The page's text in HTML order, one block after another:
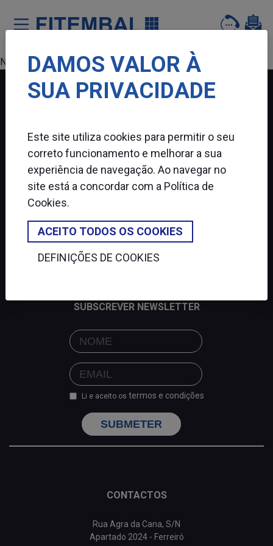
Saltar para o conteï¿½do principal da pï¿½gina
Nenhum produto encontrado.
SIGA-NOS
SUBSCREVER NEWSLETTER
Li e aceito os termos e condições
SUBMETER
CONTACTOS
Rua Agra da Cana, S/N
Apartado 2024 - Ferreiró
DAMOS VALOR À
SUA PRIVACIDADE
Este site utiliza cookies para permitir o seu
correto funcionamento e melhorar a sua
experiência de navegação. Ao navegar no
site está a concordar com a Política de
Cookies.
ACEITO TODOS OS COOKIES
DEFINIÇÕES DE COOKIES